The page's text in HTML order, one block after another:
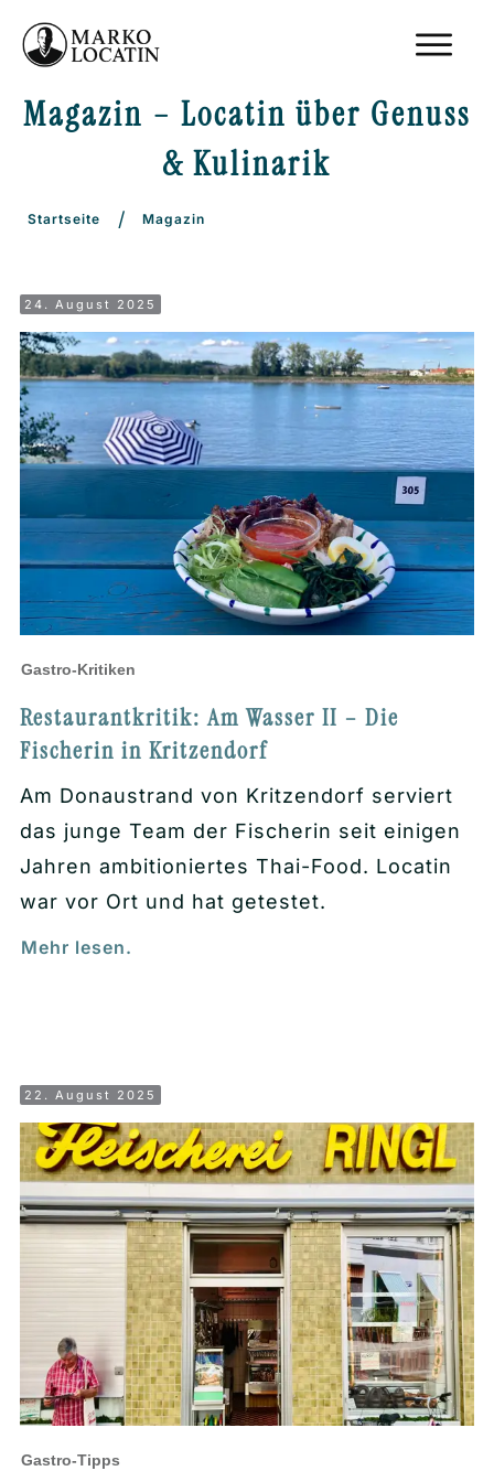
Magazin – Locatin über Genuss
& Kulinarik
Startseite / Magazin
24. August 2025
Gastro-Kritiken
Restaurantkritik: Am Wasser II – Die
Fischerin in Kritzendorf
Am Donaustrand von Kritzendorf serviert
das junge Team der Fischerin seit einigen
Jahren ambitioniertes Thai-Food. Locatin
war vor Ort und hat getestet.
Mehr lesen.
22. August 2025
Gastro-Tipps